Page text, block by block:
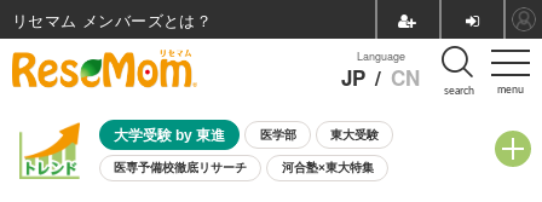
menu
Language
JP / CN search
大学受験 by 東進 医学部 東大受験
医専予備校徹底リサーチ 河合塾×東大特集
リセマム メンバーズ